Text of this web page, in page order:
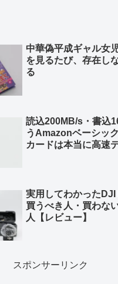
中華偽平成ギャル女
を見るたび、存在し
る
読込200MB/s・書込
うAmazonベーシッ
カードは本当に高速
実用してわかった
買うべき人・買わな
人【レビュー】
スポンサーリンク